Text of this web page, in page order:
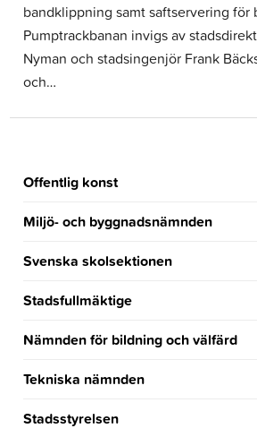
bandklippning samt saftservering för
Pumptrackbanan invigs av
Nyman och stadsingenjör Frank
och…
Offentlig konst
Miljö- och byggnadsnämnden
Svenska skolsektionen
Stadsfullmäktige
Nämnden för bildning och välfärd
Tekniska nämnden
Stadsstyrelsen